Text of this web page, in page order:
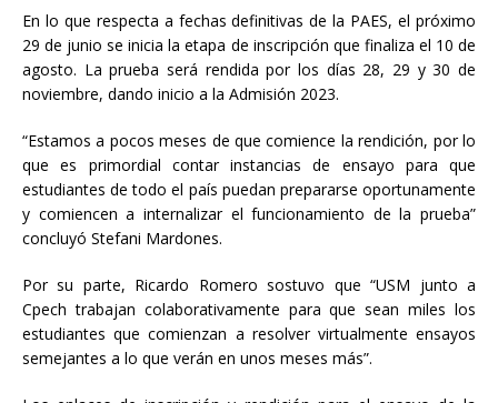
En lo que respecta a fechas definitivas de la PAES, el próximo
29 de junio se inicia la etapa de inscripción que finaliza el 10 de
agosto. La prueba será rendida por los días 28, 29 y 30 de
noviembre, dando inicio a la Admisión 2023.
“Estamos a pocos meses de que comience la rendición, por lo
que es primordial contar instancias de ensayo para que
estudiantes de todo el país puedan prepararse oportunamente
y comiencen a internalizar el funcionamiento de la prueba”
concluyó Stefani Mardones.
Por su parte, Ricardo Romero sostuvo que “USM junto a
Cpech trabajan colaborativamente para que sean miles los
estudiantes que comienzan a resolver virtualmente ensayos
semejantes a lo que verán en unos meses más”.